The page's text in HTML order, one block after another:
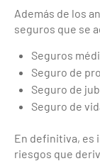
Además de los
seguros que se
Seguros
Seguro de
Seguro de
Seguro de
En definitiva, es
riesgos que